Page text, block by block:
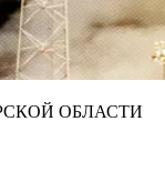
ОБЛАСТИ